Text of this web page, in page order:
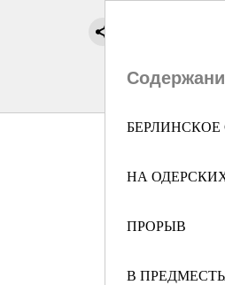
НА
ПРОРЫВ
В